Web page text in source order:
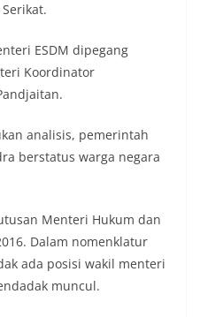
ESDM dipegang
Koordinator
analisis, pemerintah
berstatus warga negara
Menteri Hukum dan
Dalam nomenklatur
ada posisi wakil menteri
muncul.